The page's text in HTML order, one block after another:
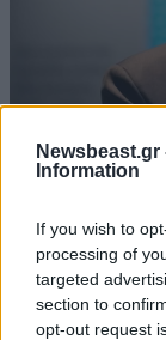
Newsbeast.gr
Information
If you wish to
processing of
targeted
section to
opt-out request
Γερμανίας
Λειψίας